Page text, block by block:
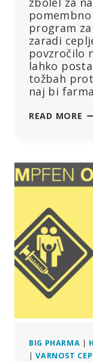
program
zaradi
povzročilo
lahko
tožbah
naj bi
READ MORE
JE
BIG PHARMA |
|VARNOST